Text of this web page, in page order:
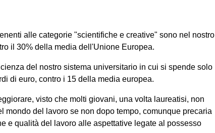
alle categorie "scientifiche e creative" sono nel nostro
il 30% della media dell'Unione Europea.
del nostro sistema universitario in cui si spende solo
di euro, contro i 15 della media europea.
visto che molti giovani, una volta laureatisi, non
mondo del lavoro se non dopo tempo, comunque precaria
e qualità del lavoro alle aspettative legate al possesso